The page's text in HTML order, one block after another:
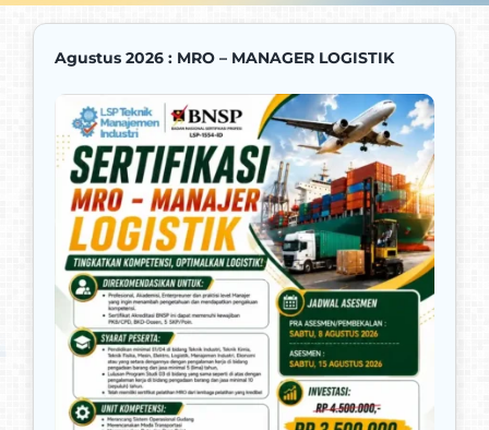
Promo
Kontak
Agustus 2026 : MRO – MANAGER LOGISTIK